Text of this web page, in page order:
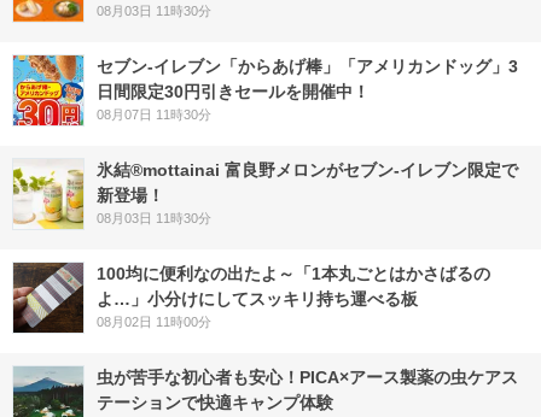
08月03日 11時30分
セブン‐イレブン「からあげ棒」「アメリカンドッグ」3
日間限定30円引きセールを開催中！
08月07日 11時30分
氷結®mottainai 富良野メロンがセブン‐イレブン限定で
新登場！
08月03日 11時30分
100均に便利なの出たよ～「1本丸ごとはかさばるの
よ…」小分けにしてスッキリ持ち運べる板
08月02日 11時00分
虫が苦手な初心者も安心！PICA×アース製薬の虫ケアス
テーションで快適キャンプ体験